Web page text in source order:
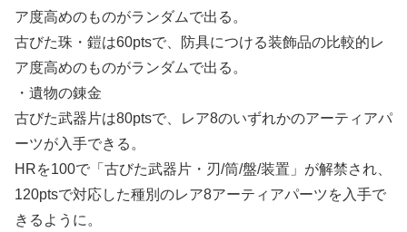
ア度高めのものがランダムで出る。
古びた珠・鎧は60ptsで、防具につける装飾品の比較的レ
ア度高めのものがランダムで出る。
・遺物の錬金
古びた武器片は80ptsで、レア8のいずれかのアーティアパ
ーツが入手できる。
HRを100で「古びた武器片・刃/筒/盤/装置」が解禁され、
120ptsで対応した種別のレア8アーティアパーツを入手で
きるように。